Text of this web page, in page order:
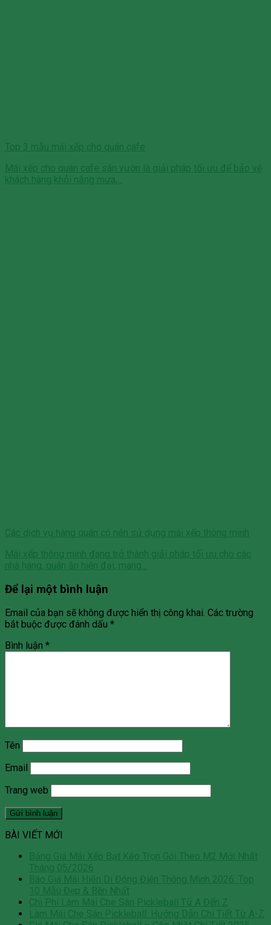
Top 3 mẫu mái xếp cho quán cafe
Mái xếp cho quán cafe sân vườn là giải pháp tối ưu để bảo vệ
khách hàng khỏi nắng mưa,...
Các dịch vụ hàng quán có nên sử dụng mái xếp thông minh
Mái xếp thông minh đang trở thành giải pháp tối ưu cho các
nhà hàng, quán ăn hiện đại, mang...
Để lại một bình luận
Email của bạn sẽ không được hiển thị công khai. Các trường
bắt buộc được đánh dấu *
Bình luận *
Tên
Email
Trang web
BÀI VIẾT MỚI
Bảng Giá Mái Xếp Bạt Kéo Trọn Gói Theo M2 Mới Nhất
Tháng 05/2026
Báo Giá Mái Hiên Di Động Điện Thông Minh 2026: Top
10 Mẫu Đẹp & Bền Nhất
Chi Phí Làm Mái Che Sân Pickleball Từ A Đến Z
Làm Mái Che Sân Pickleball: Hướng Dẫn Chi Tiết Từ A-Z